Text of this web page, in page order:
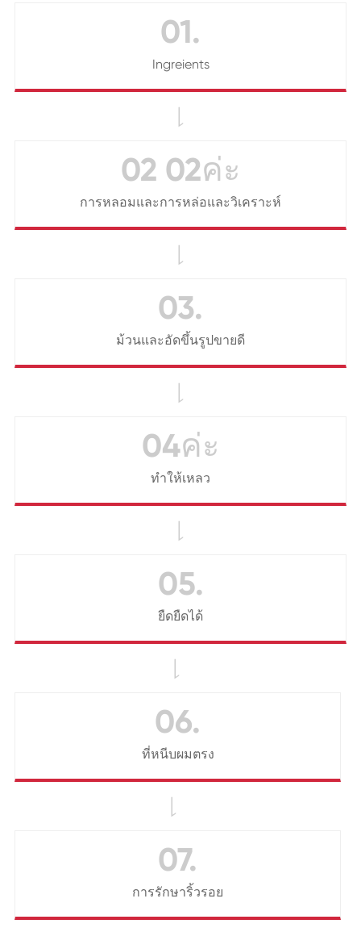
01.
Ingreients

02 02ค่ะ
การหลอมและการหล่อและวิเคราะห์

03.
ม้วนและอัดขึ้นรูปขายดี

04ค่ะ
ทำให้เหลว

05.
ยืดยืดได้

06.
ที่หนีบผมตรง

07.
การรักษาริ้วรอย